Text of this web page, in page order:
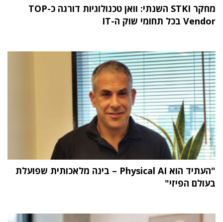
מחקר STKI השנתי: וואן טכנולוגיות דורגה כ-TOP
Vendor בכל תחומי שוק ה-IT
"העתיד הוא Physical AI – בינה מלאכותית שפועלת
בעולם הפיזי"